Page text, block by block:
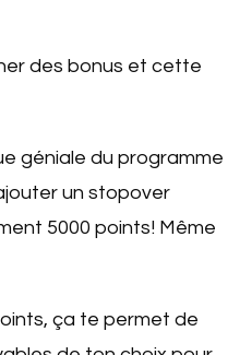
des bonus et cette
géniale du programme
un stopover
5000 points! Même
ça te permet de